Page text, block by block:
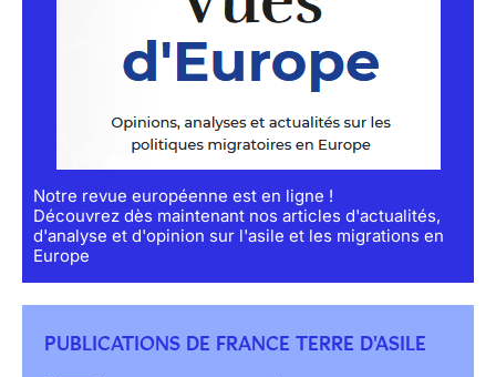
Notre revue européenne est en ligne !
Découvrez dès maintenant nos articles d'actualités,
d'analyse et d'opinion sur l'asile et les migrations en
Europe
PUBLICATIONS DE FRANCE TERRE D'ASILE